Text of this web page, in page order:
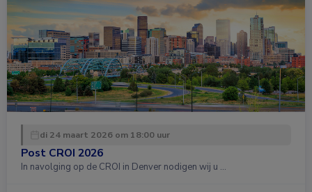
di 24 maart 2026 om 18:00 uur
Post CROI 2026
In navolging op de CROI in Denver nodigen wij u …